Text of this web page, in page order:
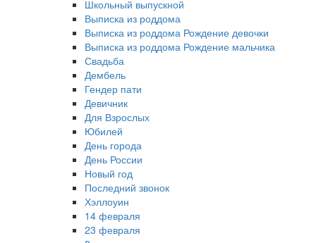
Школьный выпускной
Выписка из роддома
Выписка из роддома Рождение девочки
Выписка из роддома Рождение мальчика
Свадьба
Дембель
Гендер пати
Девичник
Для Взрослых
Юбилей
День города
День России
Новый год
Последний звонок
Хэллоуин
14 февраля
23 февраля